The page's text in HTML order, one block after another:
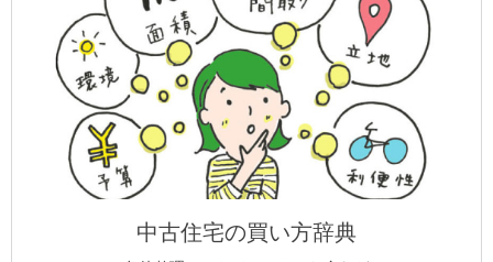
中古住宅の買い方辞典